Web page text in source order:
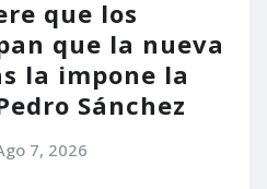
que los
que la nueva
la impone la
Sánchez
7, 2026